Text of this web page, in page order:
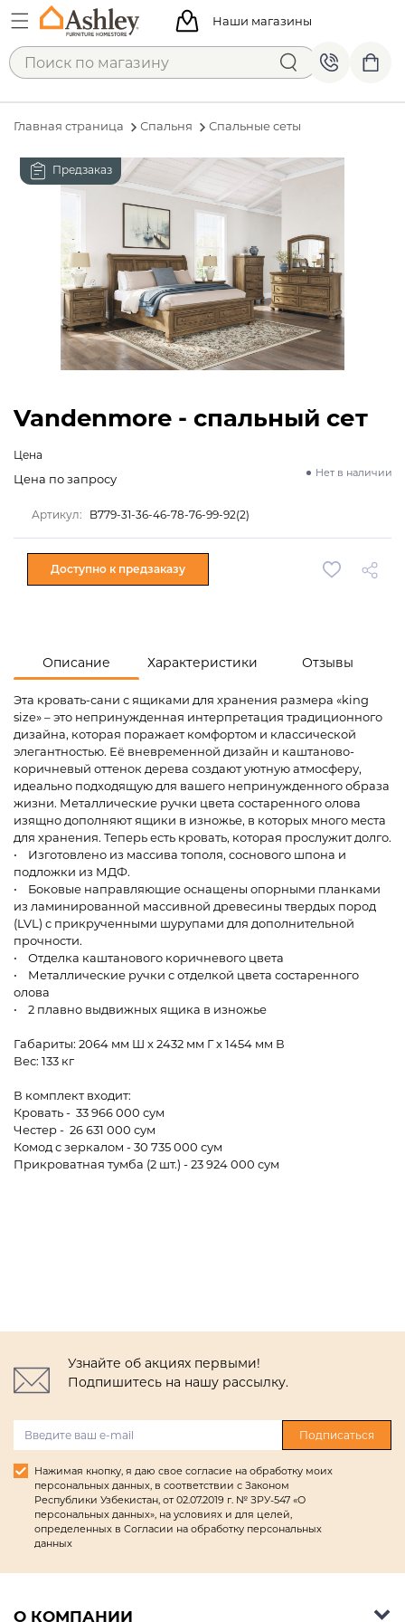
Наши магазины
Главная страница Спальня Спальные сеты
Предзаказ
Описание Характеристики Отзывы
Эта кровать-сани с ящиками для хранения размера «king
size» – это непринужденная интерпретация традиционного
дизайна, которая поражает комфортом и классической
элегантностью. Её вневременной дизайн и каштаново-
коричневый оттенок дерева создают уютную атмосферу,
идеально подходящую для вашего непринужденного образа
жизни. Металлические ручки цвета состаренного олова
изящно дополняют ящики в изножье, в которых много места
для хранения. Теперь есть кровать, которая прослужит долго.
• Изготовлено из массива тополя, соснового шпона и
подложки из МДФ.
• Боковые направляющие оснащены опорными планками
из ламинированной массивной древесины твердых пород
(LVL) с прикрученными шурупами для дополнительной
прочности.
• Отделка каштанового коричневого цвета
• Металлические ручки с отделкой цвета состаренного
олова
• 2 плавно выдвижных ящика в изножье
Габариты: 2064 мм Ш x 2432 мм Г x 1454 мм В
Вес: 133 кг
В комплект входит:
Кровать - 33 966 000 сум
Честер - 26 631 000 сум
Комод с зеркалом - 30 735 000 сум
Прикроватная тумба (2 шт.) - 23 924 000 сум
Vandenmore - спальный сет
Цена
Нет в наличии
Цена по запросу
Артикул: B779-31-36-46-78-76-99-92(2)
Доступно к предзаказу
Узнайте об акциях первыми!
Подпишитесь на нашу рассылку.
Подписаться
Нажимая кнопку, я даю свое согласие на обработку моих
персональных данных, в соответствии с Законом
Республики Узбекистан, от 02.07.2019 г. № ЗРУ-547 «О
персональных данных», на условиях и для целей,
определенных в Согласии на обработку персональных
данных
О КОМПАНИИ